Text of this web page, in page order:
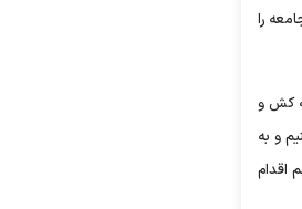
را
قمه کش و
و به
اقدام